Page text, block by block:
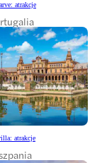
atrakcje
atrakcje